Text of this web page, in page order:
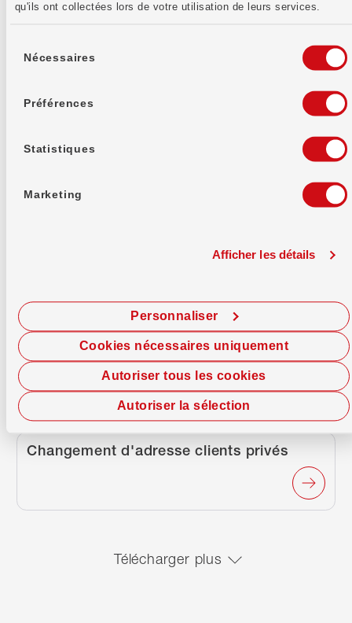
qu'ils ont collectées lors de votre utilisation de leurs services.
Nécessaires
Préférences
Statistiques
Marketing
Afficher les détails
Autoriser tous les cookies
Personnaliser
Autoriser la sélection
Cookies nécessaires uniquement
applications
Mobile Banking: appareil supplémentaire
/fr/fait-rapidement/article/mobile-banking-
Inscris-toi gratuitement sur amnis
https://app.amnistreasury.com/create-a-wir-
Changement d'adresse clients privés
/fr/fait-rapidement/article/changement-dadresse-
Télécharger plus